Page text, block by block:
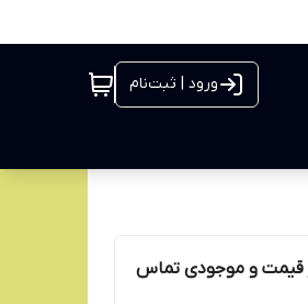
ورود | ثبت‌نام
قیمت و موجودی تماس